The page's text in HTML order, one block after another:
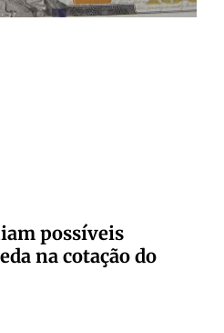
possíveis
na cotação do